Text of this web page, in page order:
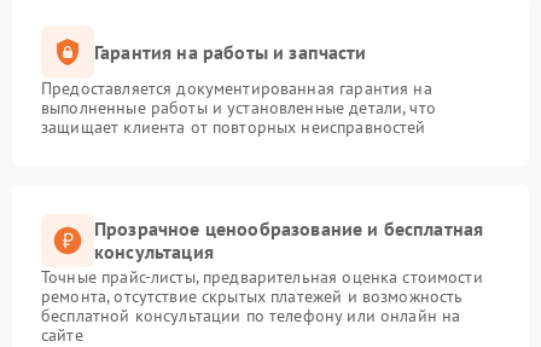
Гарантия на работы и запчасти
Предоставляется документированная гарантия на
выполненные работы и установленные детали, что
защищает клиента от повторных неисправностей
Прозрачное ценообразование и бесплатная
консультация
Точные прайс-листы, предварительная оценка стоимости
ремонта, отсутствие скрытых платежей и возможность
бесплатной консультации по телефону или онлайн на
сайте